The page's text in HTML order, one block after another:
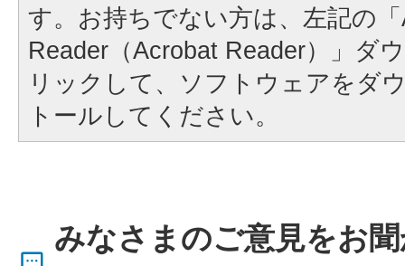
す。お持ちでない方は、左記の
Reader（Acrobat Reader）」ダ
リックして、ソフトウェアをダ
トールしてください。
みなさまのご意見をお